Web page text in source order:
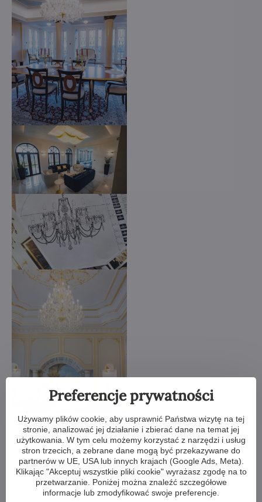
Wybrałeś żyrandol z naszej ofery, ale potrzebujesz coś w nim
zmienić? Możemy zmniejszyć lub powiększyć żyrandol,
zmienić ramiona, zmienić ilość żarówek, skrócić lub wydłużyć
łańcuch - możliwości są niemal nieograniczone. Dla naszych
klientów z najwyższą starannością wykonujemy wszelkiego
rodzaju modyfikacje. Jeśli to dla Ciebie za mało, możemy
wykonać żyrandol kryształowy całkowicie według Twojego
projektu.
Preferencje prywatności
Używamy plików cookie, aby usprawnić Państwa wizytę na tej
stronie, analizować jej działanie i zbierać dane na temat jej
użytkowania. W tym celu możemy korzystać z narzędzi i usług
stron trzecich, a zebrane dane mogą być przekazywane do
partnerów w UE, USA lub innych krajach (Google Ads, Meta).
Klikając "Akceptuj wszystkie pliki cookie" wyrażasz zgodę na to
przetwarzanie. Poniżej można znaleźć szczegółowe
informacje lub zmodyfikować swoje preferencje.